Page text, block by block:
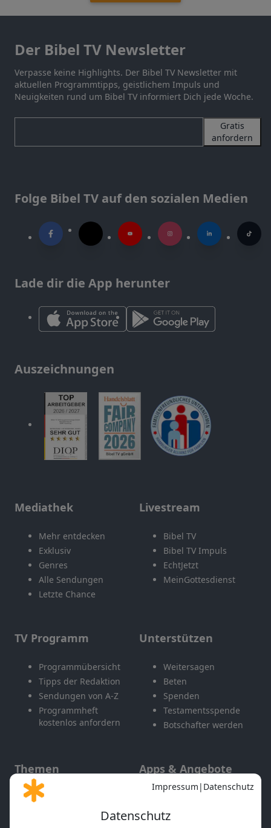
Der Bibel TV Newsletter
Verpasse keine Highlights. Der Bibel TV Newsletter mit
aktuellen Programmtipps, geistlichem Impuls und
Neuigkeiten rund um Bibel TV informiert Dich jede Woche.
Gratis
anfordern
Folge Bibel TV auf den sozialen Medien
Lade dir die App herunter
Auszeichnungen
Mediathek
Mehr entdecken
Exklusiv
Genres
Alle Sendungen
Letzte Chance
Livestream
Bibel TV
Bibel TV Impuls
EchtJetzt
MeinGottesdienst
TV Programm
Programmübersicht
Tipps der Redaktion
Sendungen von A-Z
Programmheft
kostenlos anfordern
Unterstützen
Weitersagen
Beten
Spenden
Testamentsspende
Botschafter werden
Themen
Gott und Bibel erklärt
Apps & Angebote
Mobile App